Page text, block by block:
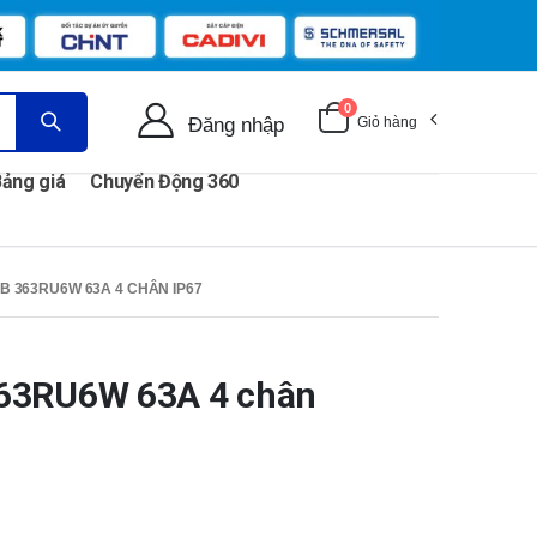
Đăng nhập
0
Giỏ hàng
giá Chuyển Động 360
363RU6W 63A 4 CHÂN IP67
63A 4 chân